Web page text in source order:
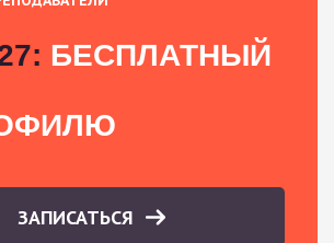
БЕСПЛАТНЫЙ
ЗАПИСАТЬСЯ